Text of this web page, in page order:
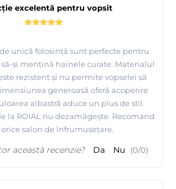
excelentă pentru vopsit
unică folosință sunt perfecte pentru
și mențină hainele curate. Materialul
rezistent și nu permite vopselei să
generoasă oferă acoperire
albastră aduce un plus de stil.
la ROIAL nu dezamăgește. Recomand
salon de înfrumusețare.
această recenzie? Da Nu (0/0)